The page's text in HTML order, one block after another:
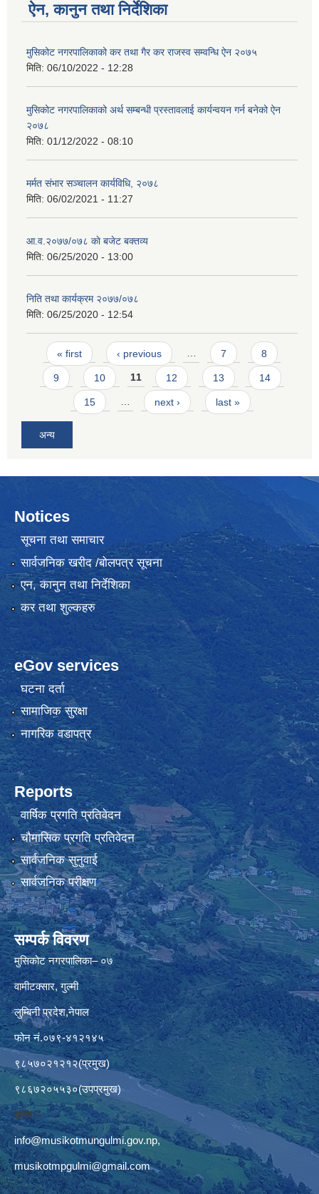
ऐन, कानुन तथा निर्देशिका
मुसिकोट नगरपालिकाको कर तथा गैर कर राजस्व सम्वन्धि ऐन २०७५
मिति: 06/10/2022 - 12:28
मुसिकोट नगरपालिकाको अर्थ सम्बन्धी प्रस्तावलाई कार्यन्वयन गर्न बनेको ऐन
२०७८
मिति: 01/12/2022 - 08:10
मर्मत संभार सञ्चालन कार्यविधि, २०७८
मिति: 06/02/2021 - 11:27
आ.व.२०७७/०७८ काे बजेट बक्तव्य
मिति: 06/25/2020 - 13:00
निति तथा कार्यक्रम २०७७/०७८
मिति: 06/25/2020 - 12:54
Pages
« first ‹ previous … 7 8
9 10 11 12 13 14
15 … next › last »
अन्य
Notices
सूचना तथा समाचार
सार्वजनिक खरीद /बोलपत्र सूचना
एन, कानुन तथा निर्देशिका
कर तथा शुल्कहरु
eGov services
घटना दर्ता
सामाजिक सुरक्षा
नागरिक वडापत्र
Reports
वार्षिक प्रगति प्रतिवेदन
चौमासिक प्रगति प्रतिवेदन
सार्वजनिक सुनुवाई
सार्वजनिक परीक्षण
सम्पर्क विवरण
मुसिकोट नगरपालिका– ०७
वामीटक्सार, गुल्मी
लुम्बिनी प्रदेश,नेपाल
फोन नं.०७९-४१२१४५
९८५७०२१२१२(प्रमुख)
९८६७२०५५३०(उपप्रमुख)
इमेलः–
info@musikotmungulmi.gov.np,
musikotmpgulmi@gmail.com